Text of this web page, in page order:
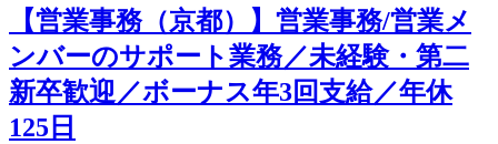
【営業事務（京都）】営業事務/営業メ
ンバーのサポート業務／未経験・第二
新卒歓迎／ボーナス年3回支給／年休
125日